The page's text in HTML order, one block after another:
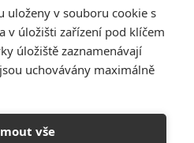
uloženy v souboru cookie s
v úložišti zařízení pod klíčem
úložiště zaznamenávají
uchovávány maximálně
vše